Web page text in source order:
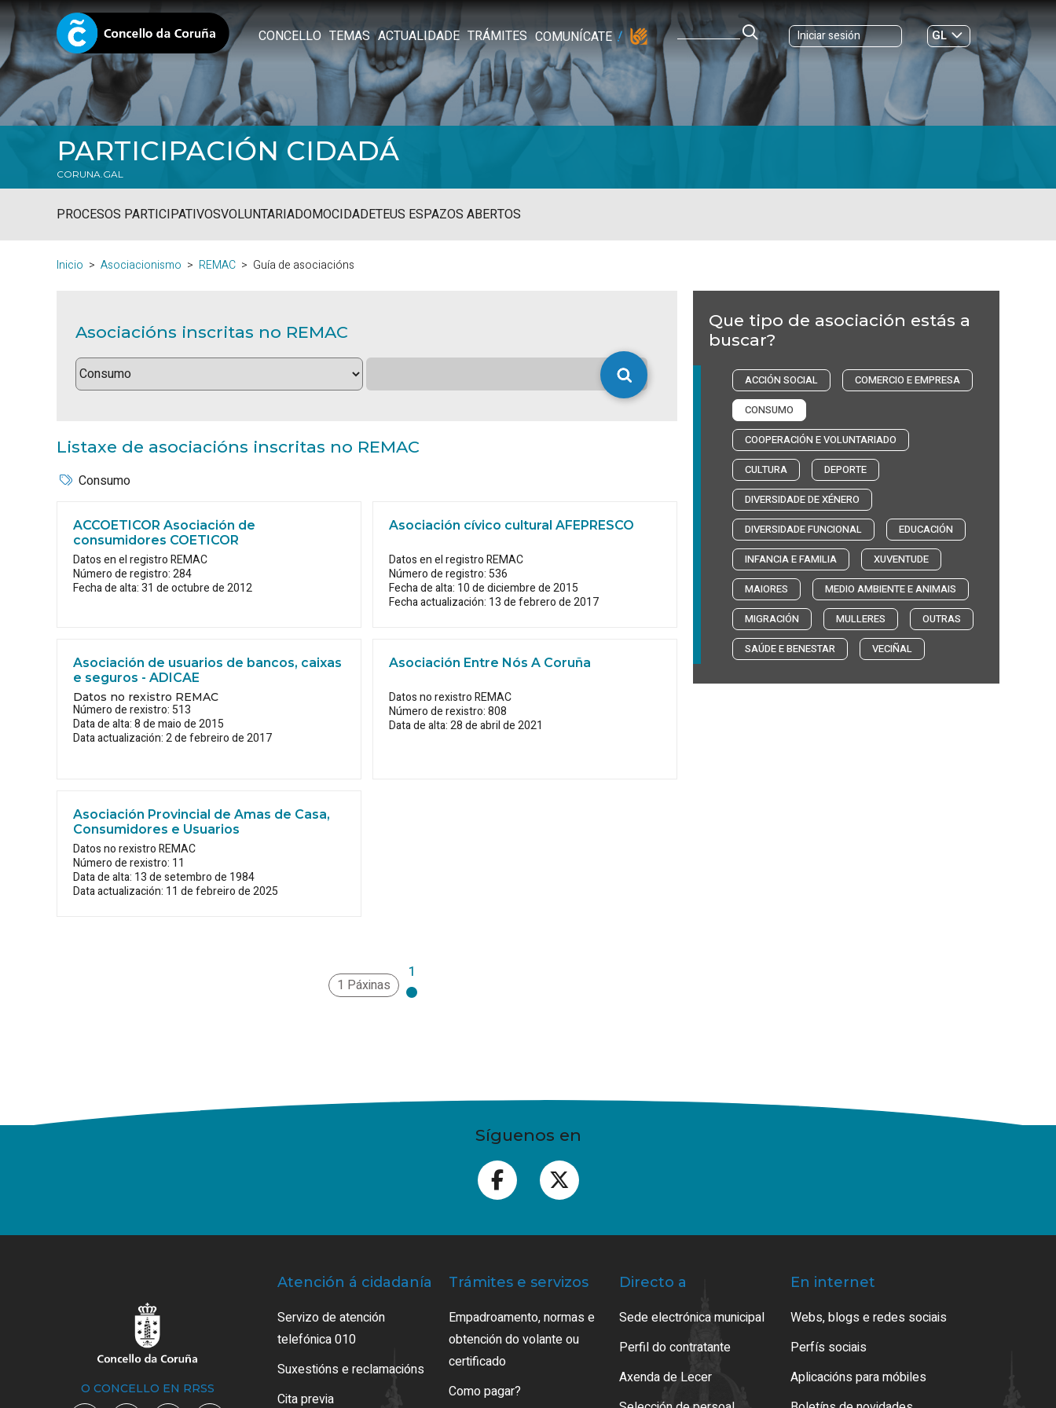
CONCELLO TEMAS ACTUALIDADE TRÁMITES COMUNÍCATE Iniciar sesión
GL
ES|
PARTICIPACIÓN CIDADÁ
CORUNA.GAL
PROCESOS PARTICIPATIVOSVOLUNTARIADOMOCIDADETEUS ESPAZOS ABERTOS
Inicio Asociacionismo REMAC Guía de asociacións
Asociacións inscritas no REMAC
Listaxe de asociacións inscritas no REMAC
Consumo
ACCOETICOR Asociación de
consumidores COETICOR
Datos en el registro REMAC
Número de registro: 284
Fecha de alta: 31 de octubre de 2012
Asociación cívico cultural AFEPRESCO
Datos en el registro REMAC
Número de registro: 536
Fecha de alta: 10 de diciembre de 2015
Fecha actualización: 13 de febrero de 2017
Asociación de usuarios de bancos, caixas
e seguros - ADICAE
Datos no rexistro REMAC
Número de rexistro: 513
Data de alta: 8 de maio de 2015
Data actualización: 2 de febreiro de 2017
Asociación Entre Nós A Coruña
Datos no rexistro REMAC
Número de rexistro: 808
Data de alta: 28 de abril de 2021
Asociación Provincial de Amas de Casa,
Consumidores e Usuarios
Datos no rexistro REMAC
Número de rexistro: 11
Data de alta: 13 de setembro de 1984
Data actualización: 11 de febreiro de 2025
1 Páxinas
1
Que tipo de asociación estás a
buscar?
ACCIÓN SOCIAL
COMERCIO E EMPRESA
CONSUMO
COOPERACIÓN E VOLUNTARIADO
CULTURA
DEPORTE
DIVERSIDADE DE XÉNERO
DIVERSIDADE FUNCIONAL
EDUCACIÓN
INFANCIA E FAMILIA
XUVENTUDE
MAIORES
MEDIO AMBIENTE E ANIMAIS
MIGRACIÓN
MULLERES
OUTRAS
SAÚDE E BENESTAR
VECIÑAL
Síguenos en
O CONCELLO EN RRSS
Atención á cidadanía
Servizo de atención
telefónica 010
Suxestións e reclamacións
Cita previa
Trámites e servizos
Empadroamento, normas e
obtención do volante ou
certificado
Como pagar?
Directo a
Sede electrónica municipal
Perfil do contratante
Axenda de Lecer
En internet
Webs, blogs e redes sociais
Perfís sociais
Aplicacións para móbiles